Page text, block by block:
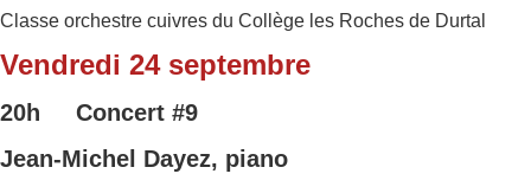
Classe orchestre cuivres du Collège les Roches de Durtal
Vendredi 24 septembre
20h Concert #9
Jean-Michel Dayez, piano